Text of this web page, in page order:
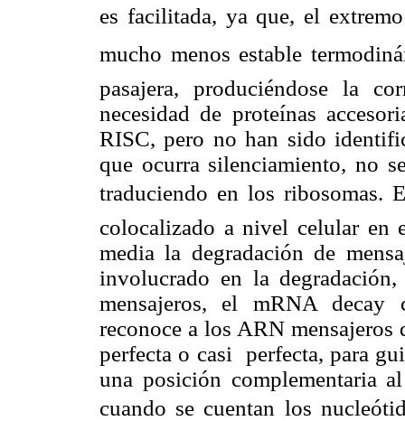
es facilitada, ya que, el
mucho menos estable
pasajera, produciéndose la
necesidad de proteínas
RISC, pero no han sido
que ocurra silenciamiento, no
traduciendo en los ribosomas.
colocalizado a nivel celular en
media la degradación de
involucrado en la
mensajeros, el mRNA
reconoce a los ARN mensajeros
perfecta o casi perfecta, para
una posición complementaria
cuando se cuentan los